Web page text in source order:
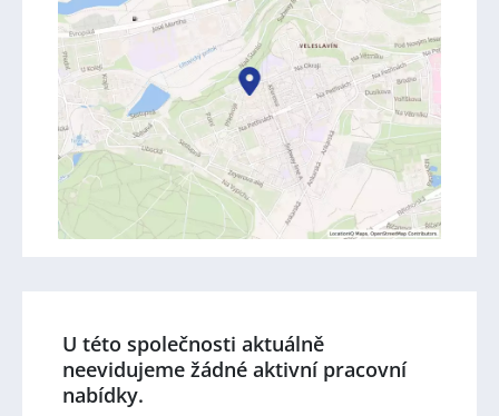
U této společnosti aktuálně
neevidujeme žádné aktivní pracovní
nabídky.